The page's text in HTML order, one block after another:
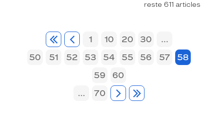
reste 611 articles
1 10 20 30
...
50
51 52 53 54 55 56 57
58
59
60
...
70